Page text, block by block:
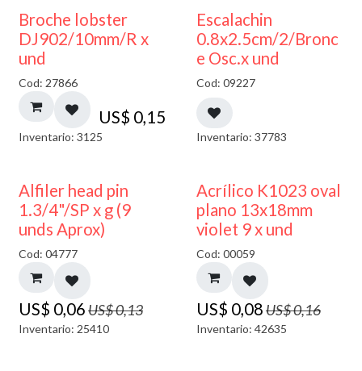
Broche lobster
DJ902/10mm/R x
und
Cod: 27866
US$ 0,15
Inventario: 3125
Escalachin
0.8x2.5cm/2/Bronc
e Osc.x und
Cod: 09227
Inventario: 37783
50% DESCUENTO
Alfiler head pin
1.3/4"/SP x g (9
unds Aprox)
Cod: 04777
US$ 0,06US$0,13
Inventario: 25410
50% DESCUENTO
Acrílico K1023 oval
plano 13x18mm
violet 9 x und
Cod: 00059
US$ 0,08US$0,16
Inventario: 42635